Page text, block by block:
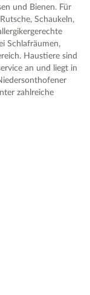
und Bienen. Für
Schaukeln,
Schlafräumen,
Haustiere sind
an und liegt in
zahlreiche